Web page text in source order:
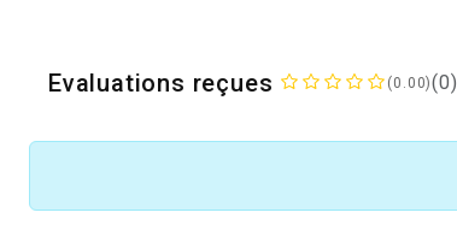
Evaluations reçues (0.00)(0)